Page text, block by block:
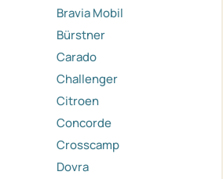
Bravia Mobil
Bürstner
Carado
Challenger
Citroen
Concorde
Crosscamp
Dovra